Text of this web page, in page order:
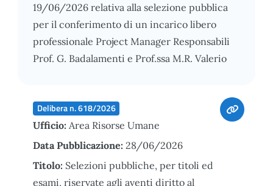
19/06/2026 relativa alla selezione pubblica
per il conferimento di un incarico libero
professionale Project Manager Responsabili
Prof. G. Badalamenti e Prof.ssa M.R. Valerio
Delibera n. 618/2026
Ufficio: Area Risorse Umane
Data Pubblicazione: 28/06/2026
Titolo: Selezioni pubbliche, per titoli ed
esami, riservate agli aventi diritto al